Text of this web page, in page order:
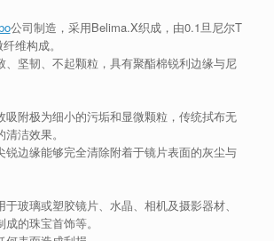
公司制造，采用Belima.X织成，由0.1旦尼尔T
维构成。
、坚韧、不起颗粒，具有聚酯棉锐利边缘与尼
吸附极为细小的污垢和显微颗粒，传统拭布无
洁效果。
锐边缘能够完全清除附着于镜片表面的灰尘与
于玻璃或塑胶镜片、水晶、相机及摄影器材、
的珠宝首饰等。